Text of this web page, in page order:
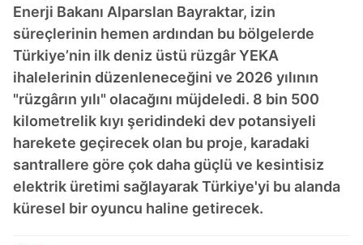
Enerji Bakanı Alparslan Bayraktar, izin
süreçlerinin hemen ardından bu bölgelerde
Türkiye’nin ilk deniz üstü rüzgâr YEKA
ihalelerinin düzenleneceğini ve 2026 yılının
"rüzgârın yılı" olacağını müjdeledi. 8 bin 500
kilometrelik kıyı şeridindeki dev potansiyeli
harekete geçirecek olan bu proje, karadaki
santrallere göre çok daha güçlü ve kesintisiz
elektrik üretimi sağlayarak Türkiye'yi bu alanda
küresel bir oyuncu haline getirecek.